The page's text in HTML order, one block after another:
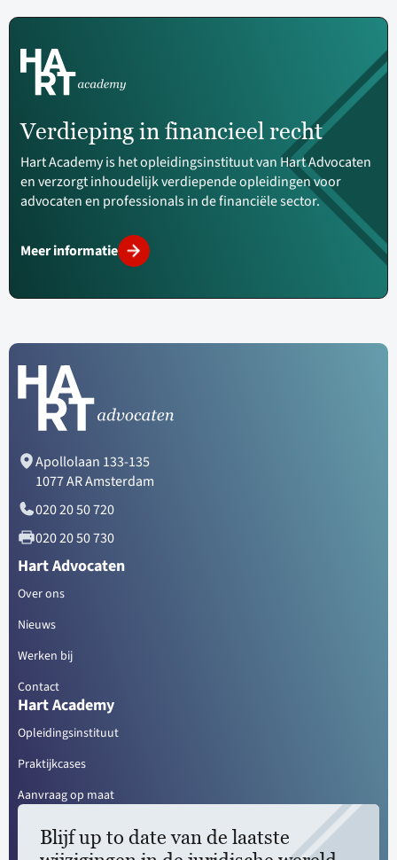
Verdieping in financieel recht
Hart Academy is het opleidingsinstituut van Hart Advocaten
en verzorgt inhoudelijk verdiepende opleidingen voor
advocaten en professionals in de financiële sector.
Meer informatie
Apollolaan 133-135
1077 AR Amsterdam
020 20 50 720
020 20 50 730
Hart Advocaten
Over ons
Nieuws
Werken bij
Contact
Hart Academy
Opleidingsinstituut
Praktijkcases
Aanvraag op maat
Blijf up to date van de laatste